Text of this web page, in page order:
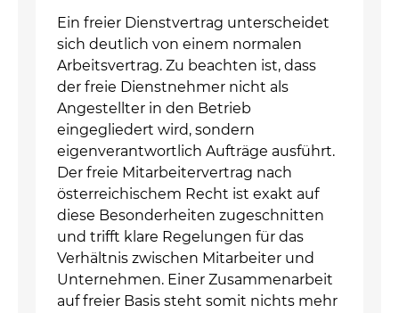
Ein freier Dienstvertrag unterscheidet
sich deutlich von einem normalen
Arbeitsvertrag. Zu beachten ist, dass
der freie Dienstnehmer nicht als
Angestellter in den Betrieb
eingegliedert wird, sondern
eigenverantwortlich Aufträge ausführt.
Der freie Mitarbeitervertrag nach
österreichischem Recht ist exakt auf
diese Besonderheiten zugeschnitten
und trifft klare Regelungen für das
Verhältnis zwischen Mitarbeiter und
Unternehmen. Einer Zusammenarbeit
auf freier Basis steht somit nichts mehr